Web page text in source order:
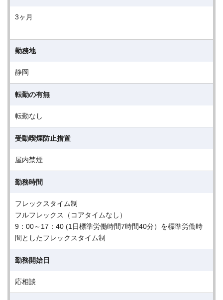
3ヶ月
勤務地
静岡
転勤の有無
転勤なし
受動喫煙防止措置
屋内禁煙
勤務時間
フレックスタイム制
フルフレックス（コアタイムなし）
9：00～17：40 (1日標準労働時間7時間40分）を標準労働時
間としたフレックスタイム制
勤務開始日
応相談